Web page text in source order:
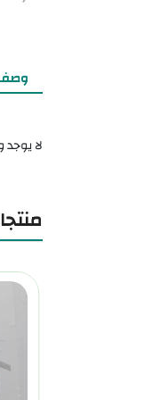
وصف
لا يوجد